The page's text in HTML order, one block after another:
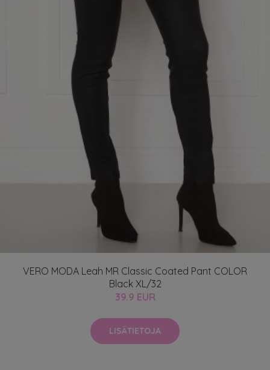
VERO MODA Leah MR Classic Coated Pant COLOR
Black XL/32
39.9 EUR
LISÄTIETOJA